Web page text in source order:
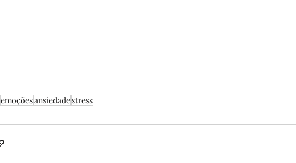
emoçõesansiedadestress